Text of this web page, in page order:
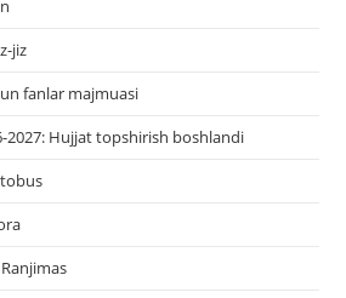
jiz
fanlar majmuasi
2027: Hujjat topshirish boshlandi